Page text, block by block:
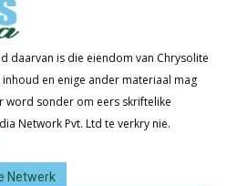
daarvan is die eiendom van Chrysolite
en enige ander materiaal mag
sonder om eers skriftelike
Network Pvt. Ltd te verkry nie.
Netwerk